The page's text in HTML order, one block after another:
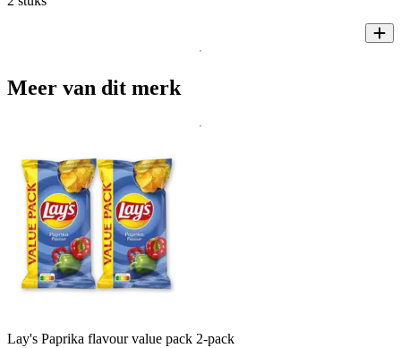
Meer van dit merk
Lay's Paprika flavour value pack 2-pack